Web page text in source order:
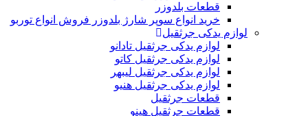
قطعات بلدوزر
خرید انواع سوپر شارژ بلدوزر فروش انواع توربو
لوازم یدکی جرثقیل
لوازم یدکی جرثقیل تادانو
لوازم یدکی جرثقیل کاتو
لوازم یدکی جرثقیل لیبهر
لوازم یدکی جرثقیل هنیو
قطعات جرثقیل
قطعات جرثقیل هینو